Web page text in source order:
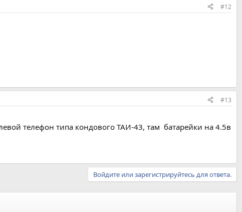
#12
#13
телефон типа кондового ТАИ-43, там батарейки на 4.5в
Войдите или зарегистрируйтесь для ответа.